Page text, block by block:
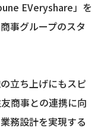
EVeryshare」を
事グループのスタ
立ち上げにもスピ
商事との連携に向
務設計を実現する